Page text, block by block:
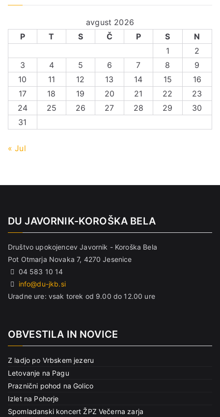
avgust 2026
P
T S Č P S
N
1
2
3
4 5 6 7 8
9
10
11 12 13 14 15
16
17
18 19 20 21 22
23
24
25 26 27 28 29
30
31
« Jul
DU JAVORNIK-KOROŠKA BELA
Društvo upokojencev Javornik - Koroška Bela
Pot Otmarja Novaka 7, 4270 Jesenice
04 583 10 14
info@du-jkb.si
Uradne ure: vsak torek od 9.00 do 12.00 ure
OBVESTILA IN NOVICE
Z ladjo po Vrbskem jezeru
Letovanje na Pagu
Praznični pohod na Golico
Izlet na Pohorje
Spomladanski koncert ŽPZ Večerna zarja